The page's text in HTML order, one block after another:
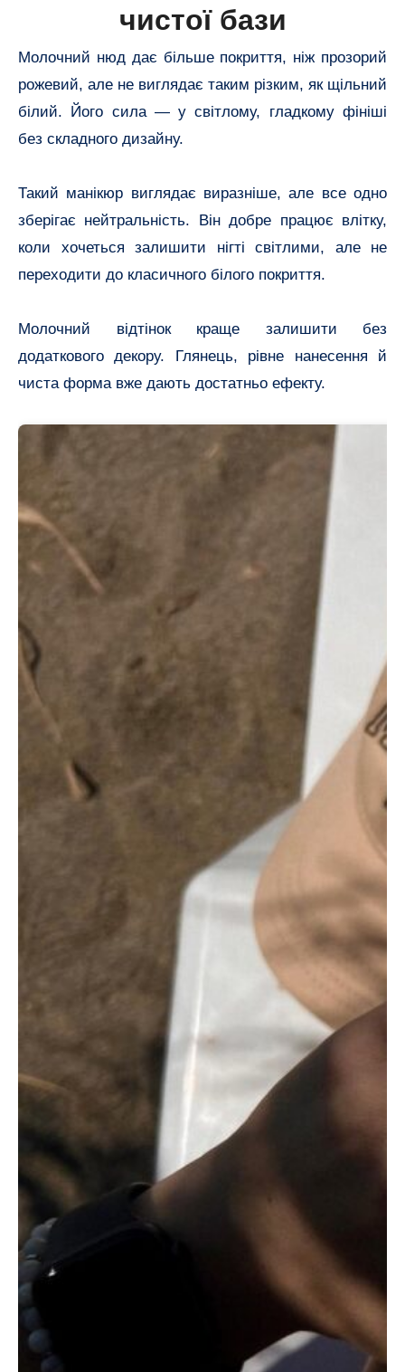
чистої бази
Молочний нюд дає більше покриття, ніж прозорий
рожевий, але не виглядає таким різким, як щільний
білий. Його сила — у світлому, гладкому фініші
без складного дизайну.
Такий манікюр виглядає виразніше, але все одно
зберігає нейтральність. Він добре працює влітку,
коли хочеться залишити нігті світлими, але не
переходити до класичного білого покриття.
Молочний відтінок краще залишити без
додаткового декору. Глянець, рівне нанесення й
чиста форма вже дають достатньо ефекту.